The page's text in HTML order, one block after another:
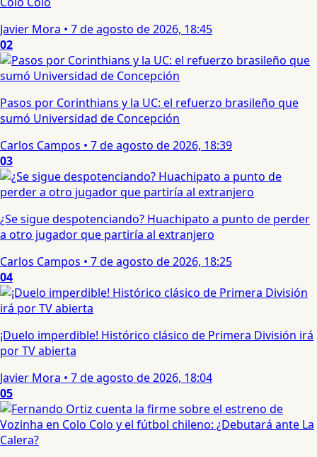
Javier Mora • 7 de agosto de 2026, 18:45
02
Pasos por Corinthians y la UC: el refuerzo brasileño que
sumó Universidad de Concepción
Carlos Campos • 7 de agosto de 2026, 18:39
03
¿Se sigue despotenciando? Huachipato a punto de perder
a otro jugador que partiría al extranjero
Carlos Campos • 7 de agosto de 2026, 18:25
04
¡Duelo imperdible! Histórico clásico de Primera División irá
por TV abierta
Javier Mora • 7 de agosto de 2026, 18:04
05